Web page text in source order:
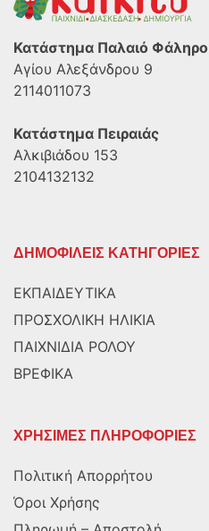
Κατάστημα Παλαιό Φάληρο
Αγίου Αλεξάνδρου 9
2114011073
Κατάστημα Πειραιάς
Αλκιβιάδου 153
2104132132
ΔΗΜΟΦΙΛΕΙΣ ΚΑΤΗΓΟΡΙΕΣ
ΕΚΠΑΙΔΕΥΤΙΚΑ
ΠΡΟΣΧΟΛΙΚΗ ΗΛΙΚΙΑ
ΠΑΙΧΝΙΔΙΑ ΡΟΛΟΥ
ΒΡΕΦΙΚΑ
ΧΡΗΣΙΜΕΣ ΠΛΗΡΟΦΟΡΙΕΣ
Πολιτική Απορρήτου
Όροι Χρήσης